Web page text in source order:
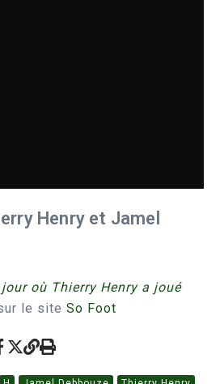
Henry et Jamel
jour où Thierry Henry a joué
le site So Foot